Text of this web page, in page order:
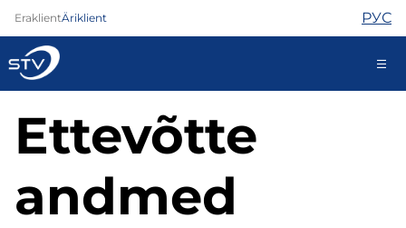
EraklientÄriklient РУС
688 0000
Iseteenindus
Ettevõtte
andmed